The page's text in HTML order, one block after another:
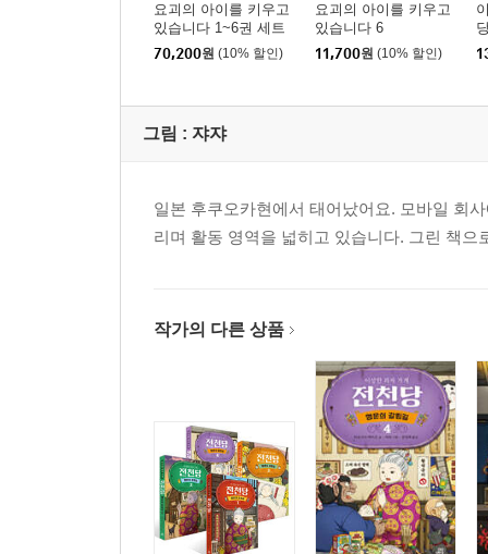
요괴의 아이를 키우고
있습니다 1~6권 세트
70,200원 (10% 할인)
요괴의 아이를 키우고
있습니다 6
11,700원 (10% 할인)
그림 : 쟈쟈
일본 후쿠오카현에서 태어났어요. 모바일 회
리며 활동 영역을 넓히고 있습니다. 그린 책
작가의 다른 상품